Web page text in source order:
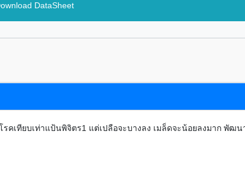
DataSheet
ทียบเท่าแป้นพิจิตร1 แต่เปลือจะบางลง เมล็ดจะน้อยลงมาก พัฒ